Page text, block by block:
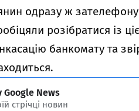
одразу ж
розібратися із
банкомату та
Google News
стрічці новин